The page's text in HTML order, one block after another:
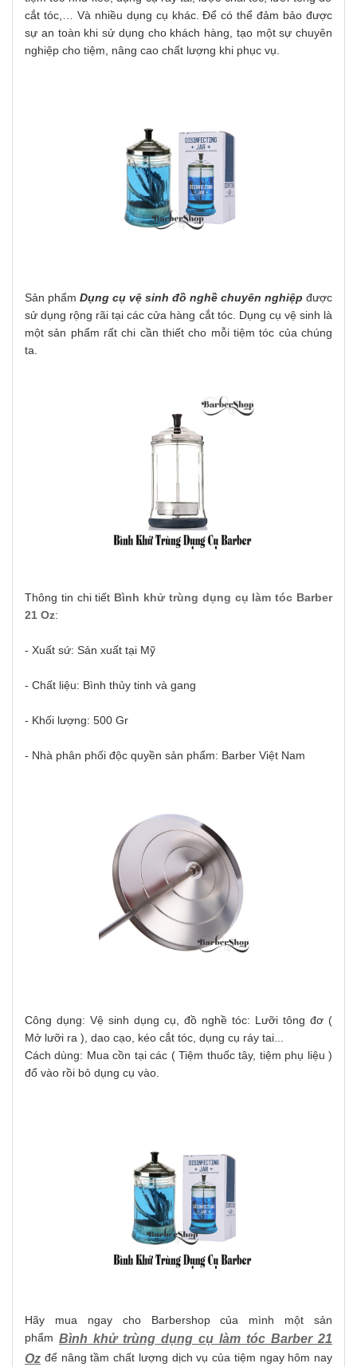
cắt tóc,… Và nhiều dụng cụ khác. Để có thể đảm bảo được
sự an toàn khi sử dụng cho khách hàng, tạo một sự chuyên
nghiệp cho tiệm, nâng cao chất lượng khi phục vụ.
Sản phẩm Dụng cụ vệ sinh đồ nghề chuyên nghiệp được
sử dụng rộng rãi tại các cửa hàng cắt tóc. Dụng cụ vệ sinh là
một sản phẩm rất chi cần thiết cho mỗi tiệm tóc của chúng
ta.
Thông tin chi tiết Bình khử trùng dụng cụ làm tóc Barber
21 Oz:
- Xuất sứ: Sản xuất tại Mỹ
- Chất liệu: Bình thủy tinh và gang
- Khối lượng: 500 Gr
- Nhà phân phối độc quyền sản phẩm: Barber Việt Nam
Công dụng: Vệ sinh dụng cụ, đồ nghề tóc: Lưỡi tông đơ (
Mở lưỡi ra ), dao cạo, kéo cắt tóc, dụng cụ ráy tai...
Cách dùng: Mua cồn tại các ( Tiệm thuốc tây, tiệm phụ liệu )
đổ vào rồi bỏ dụng cụ vào.
Hãy mua ngay cho Barbershop của mình một sản
phẩm Bình khử trùng dụng cụ làm tóc Barber 21
Oz để nâng tầm chất lượng dịch vụ của tiệm ngay hôm nay